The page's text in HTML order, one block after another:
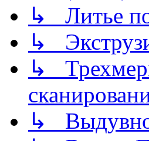
↳ Литье
↳
↳
↳